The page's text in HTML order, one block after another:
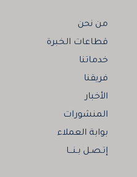
من نحن
قطاعات الخبرة
خدماتنا
فريقنا
الأخبار
المنشورات
بوابة العملاء
إتـصـل بـنـــا